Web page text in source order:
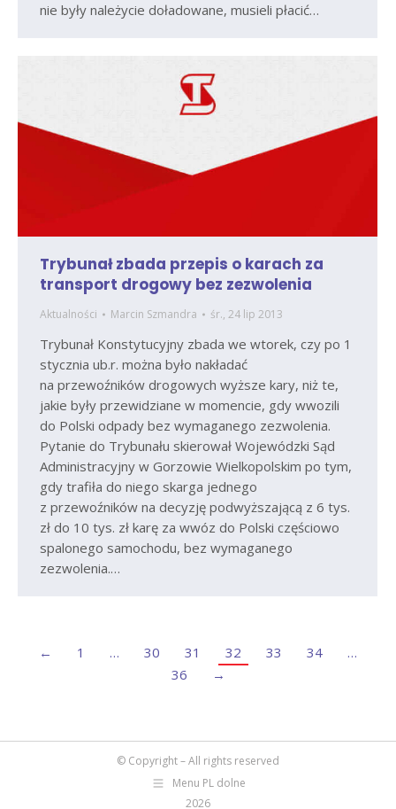
nie były należycie doładowane, musieli płacić…
Trybunał zbada przepis o karach za
transport drogowy bez zezwolenia
Aktualności Marcin Szmandra śr., 24 lip 2013
Trybunał Konstytucyjny zbada we wtorek, czy po 1
stycznia ub.r. można było nakładać
na przewoźników drogowych wyższe kary, niż te,
jakie były przewidziane w momencie, gdy wwozili
do Polski odpady bez wymaganego zezwolenia.
Pytanie do Trybunału skierował Wojewódzki Sąd
Administracyjny w Gorzowie Wielkopolskim po tym,
gdy trafiła do niego skarga jednego
z przewoźników na decyzję podwyższającą z 6 tys.
zł do 10 tys. zł karę za wwóz do Polski częściowo
spalonego samochodu, bez wymaganego
zezwolenia.…
← 1 … 30 31 32 33 34
…
36
→
© Copyright – All rights reserved
Menu PL dolne
2026